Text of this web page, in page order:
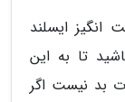
انگیز ایسلند
تا به این
بد نیست اگر